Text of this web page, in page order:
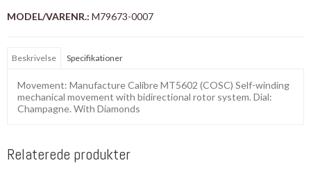
MODEL/VARENR.: M79673-0007
Beskrivelse Specifikationer
Movement: Manufacture Calibre MT5602 (COSC) Self-winding
mechanical movement with bidirectional rotor system. Dial:
Champagne. With Diamonds
Relaterede produkter